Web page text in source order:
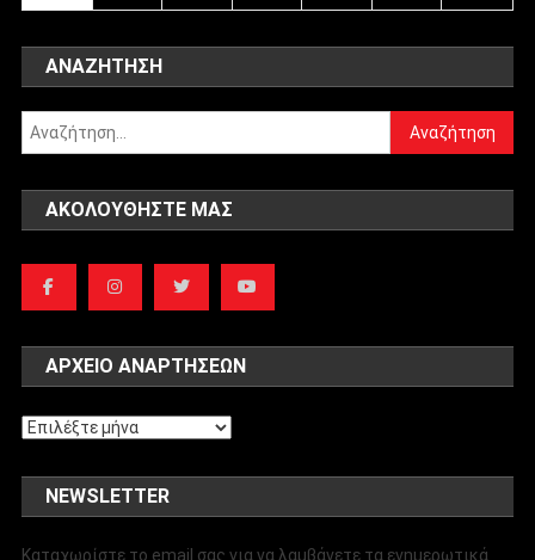
ΑΝΑΖΉΤΗΣΗ
Αναζήτηση
για:
ΑΚΟΛΟΥΘΉΣΤΕ ΜΑΣ
ΑΡΧΕΊΟ ΑΝΑΡΤΉΣΕΩΝ
Αρχείο
NEWSLETTER
Καταχωρίστε το email σας για να λαμβάνετε τα ενημερωτικά